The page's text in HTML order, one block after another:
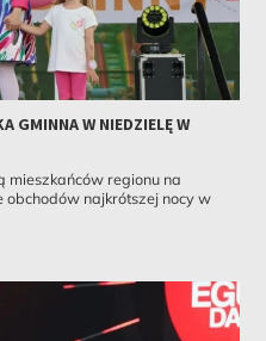
GMINNA W NIEDZIELĘ W
mieszkańców regionu na
najkrótszej nocy w